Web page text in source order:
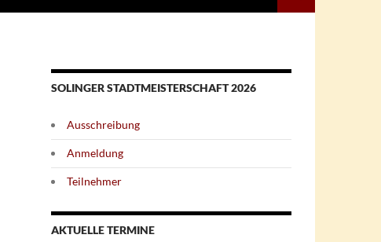
SOLINGER STADTMEISTERSCHAFT 2026
Ausschreibung
Anmeldung
Teilnehmer
AKTUELLE TERMINE